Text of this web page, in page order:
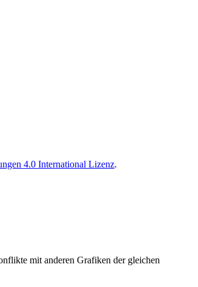
4.0 International Lizenz.
mit anderen Grafiken der gleichen